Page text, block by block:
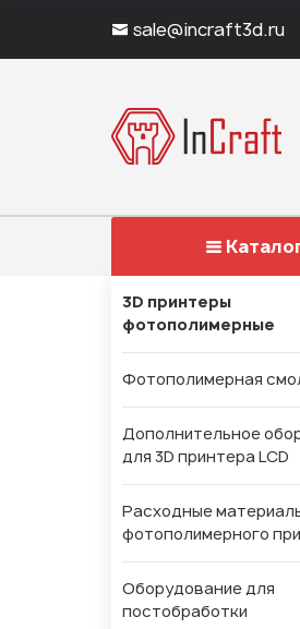
sale@incraft3d.ru
3D принтеры
фотополимерные
Фотополимерная
Дополнительное
для 3D принтера LCD
Расходные
фотополимерного
Оборудование для
постобработки